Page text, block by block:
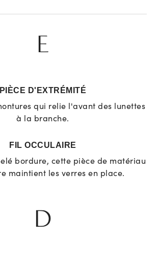
E
PIÈCE D'EXTRÉMITÉ
qui relie l'avant des lunettes
à la branche.
FIL OCCULAIRE
bordure, cette pièce de matériau
maintient les verres en place.
D